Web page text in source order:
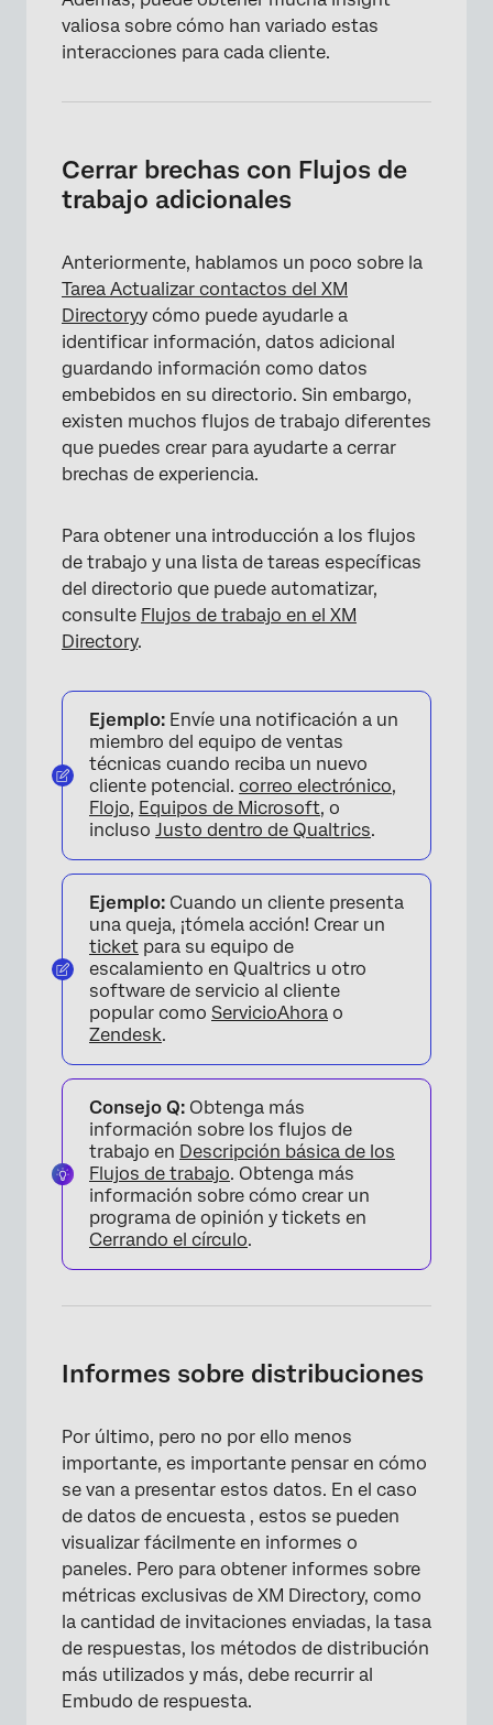
valiosa sobre cómo han variado estas
interacciones para cada cliente.
Cerrar brechas con Flujos de
trabajo adicionales
Anteriormente, hablamos un poco sobre la
Tarea Actualizar contactos del XM
Directoryy cómo puede ayudarle a
identificar información, datos adicional
guardando información como datos
embebidos en su directorio. Sin embargo,
existen muchos flujos de trabajo diferentes
que puedes crear para ayudarte a cerrar
brechas de experiencia.
Para obtener una introducción a los flujos
de trabajo y una lista de tareas específicas
del directorio que puede automatizar,
consulte Flujos de trabajo en el XM
Directory.
Ejemplo: Envíe una notificación a un
miembro del equipo de ventas
técnicas cuando reciba un nuevo
cliente potencial. correo electrónico,
Flojo, Equipos de Microsoft, o
incluso Justo dentro de Qualtrics.
Ejemplo: Cuando un cliente presenta
una queja, ¡tómela acción! Crear un
ticket para su equipo de
escalamiento en Qualtrics u otro
software de servicio al cliente
popular como ServicioAhora o
Zendesk.
Consejo Q: Obtenga más
información sobre los flujos de
trabajo en Descripción básica de los
Flujos de trabajo. Obtenga más
información sobre cómo crear un
programa de opinión y tickets en
Cerrando el círculo.
Informes sobre distribuciones
Por último, pero no por ello menos
importante, es importante pensar en cómo
se van a presentar estos datos. En el caso
de datos de encuesta , estos se pueden
visualizar fácilmente en informes o
paneles. Pero para obtener informes sobre
métricas exclusivas de XM Directory, como
la cantidad de invitaciones enviadas, la tasa
de respuestas, los métodos de distribución
más utilizados y más, debe recurrir al
Embudo de respuesta.